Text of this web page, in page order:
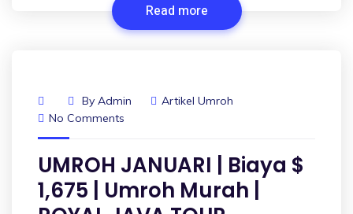
Read more
By Admin
Artikel Umroh
No Comments
UMROH JANUARI | Biaya $
1,675 | Umroh Murah |